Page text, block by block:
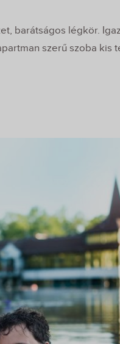
barátságos légkör.
szerű szoba kis